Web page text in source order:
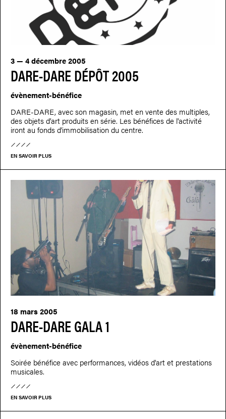
DARE-DARE DÉPÔT 2005
3 — 4 décembre 2005
évènement-bénéfice
DARE-DARE, avec son magasin, met en vente des multiples,
des objets d’art produits en série. Les bénéfices de l'activité
iront au fonds d'immobilisation du centre.
EN SAVOIR PLUS
DARE-DARE GALA 1
18 mars 2005
évènement-bénéfice
Soirée bénéfice avec performances, vidéos d'art et prestations
musicales.
EN SAVOIR PLUS